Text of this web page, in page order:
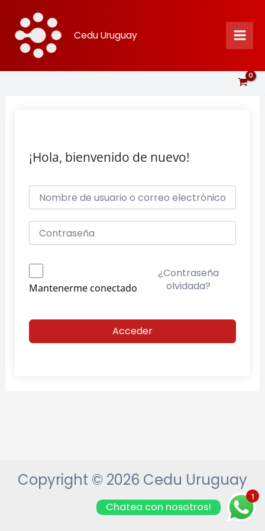
contenido
Cedu Uruguay
¡Hola, bienvenido de nuevo!
Mantenerme conectado
¿Contraseña
olvidada?
Acceder
Copyright © 2026 Cedu Uruguay
1
Chatea con nosotros!